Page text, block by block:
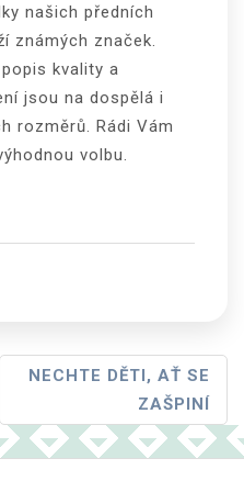
našich předních
známých značek.
kvality a
jsou na dospělá i
rozměrů. Rádi Vám
volbu.
NECHTE DĚTI, AŤ SE
ZAŠPINÍ